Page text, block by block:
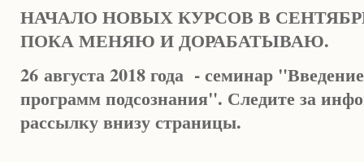
НАЧАЛО НОВЫХ КУРСОВ В СЕНТЯБРЕ
ПОКА МЕНЯЮ И ДОРАБАТЫВАЮ.
26 августа 2018 года - семинар
программ подсознания". Следите за
рассылку внизу страницы.